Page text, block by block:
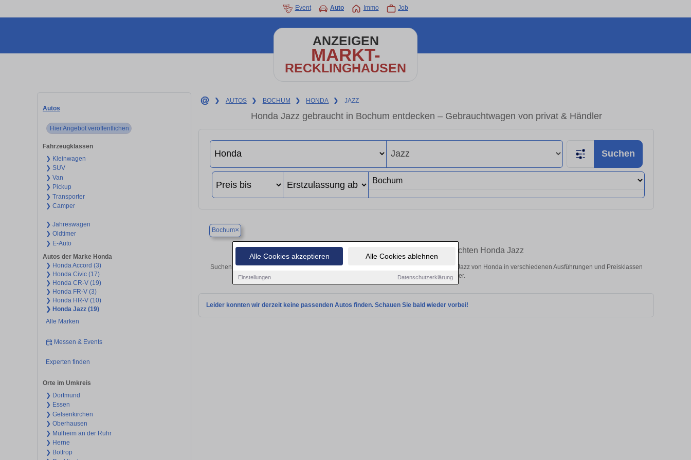
Alle Cookies akzeptieren Alle Cookies ablehnen
Einstellungen Datenschutzerklärung
Event Auto Immo Job
ANZEIGEN
MARKT-
RECKLINGHAUSEN
Autos
Hier Angebot veröffentlichen
Fahrzeugklassen
❯ Kleinwagen
❯ SUV
❯ Van
❯ Pickup
❯ Transporter
❯ Camper
❯ Jahreswagen
❯ Oldtimer
❯ E-Auto
Autos der Marke Honda
❯ Honda Accord (3)
❯ Honda Civic (17)
❯ Honda CR-V (19)
❯ Honda FR-V (3)
❯ Honda HR-V (10)
❯ Honda Jazz (19)
Alle Marken
Messen & Events
Experten finden
Orte im Umkreis
❯ Dortmund
❯ Essen
❯ Gelsenkirchen
❯ Oberhausen
❯ Mülheim an der Ruhr
❯ Herne
❯ Bottrop
❯ AUTOS ❯ BOCHUM ❯ HONDA ❯ JAZZ
Honda Jazz gebraucht in Bochum entdecken – Gebrauchtwagen von privat & Händler
Suchen
Bochum×
Finden Sie in Bochum Ihren gebrauchten Honda Jazz
Suchen Sie in Bochum einen Honda Jazz Gebrauchtwagen? Entdecken Sie gebrauchte Jazz von Honda in verschiedenen Ausführungen und Preisklassen
von privat und vom Händler.
Leider konnten wir derzeit keine passenden Autos finden. Schauen Sie bald wieder vorbei!